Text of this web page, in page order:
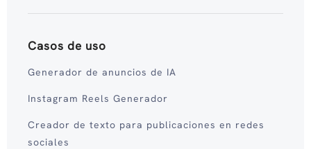
Casos de uso
Generador de anuncios de IA
Instagram Reels Generador
Creador de texto para publicaciones en redes
sociales